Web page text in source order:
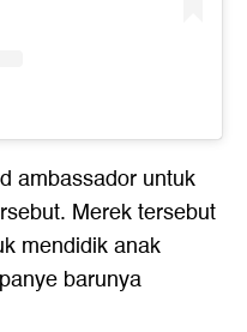
ambassador untuk
Merek tersebut
mendidik anak
barunya